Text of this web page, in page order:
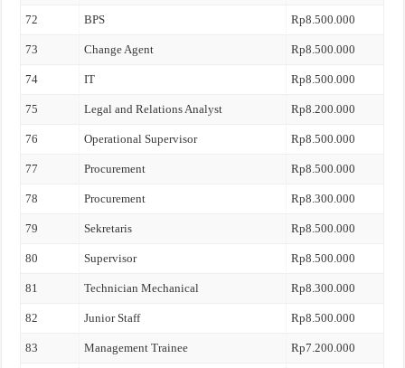
72 BPS Rp8.500.000
73 Change Agent Rp8.500.000
74 IT Rp8.500.000
75 Legal and Relations Analyst Rp8.200.000
76 Operational Supervisor Rp8.500.000
77 Procurement Rp8.500.000
78 Procurement Rp8.300.000
79 Sekretaris Rp8.500.000
80 Supervisor Rp8.500.000
81 Technician Mechanical Rp8.300.000
82 Junior Staff Rp8.500.000
83 Management Trainee Rp7.200.000